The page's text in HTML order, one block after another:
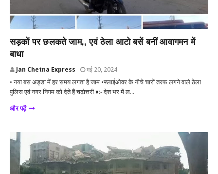
सड़कों पर छलकते जाम,, एवं ठेला आटो बसें बनीं आवागमन में
बाधा
Jan Chetna Express मई 20, 2024
• नया बस अड्डा में हर समय लगता है जाम •फ्लाईओवर के नीचे चारों तरफ लगने वाले ठेला
पुलिस एवं नगर निगम को देते हैं चढ़ोत्तरी ♦️:- देश भर में ल...
और पढ़ें